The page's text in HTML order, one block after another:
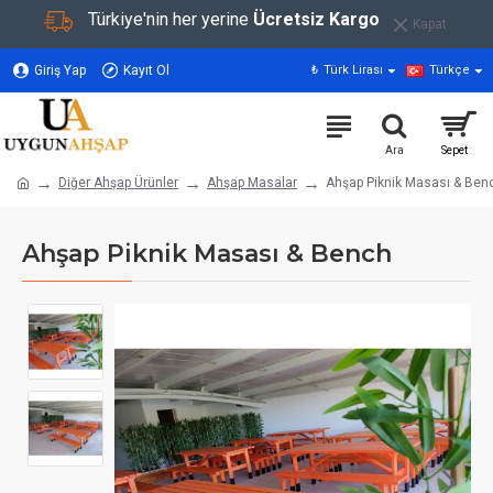
Türkiye'nin her yerine Ücretsiz Kargo Kapat
Giriş Yap Kayıt Ol ₺ Türk Lirası Türkçe
Diğer Ahşap Ürünler Ahşap Masalar Ahşap Piknik Masası &
Ahşap Piknik Masası & Bench